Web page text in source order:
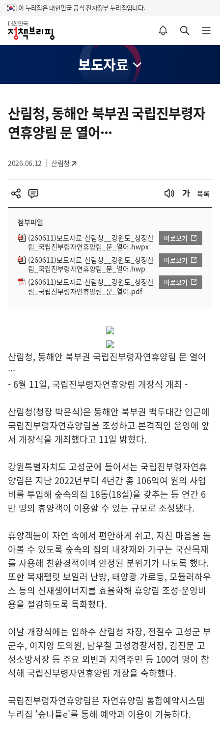
이 누리집은 대한민국 공식 전자정부 누리집입니다.
홈
알림설정 바로가기 검색 바로가기 메뉴 열기
보도자료
츠
영
산림청, 동해안 북부권 국립진부령자
연휴양림 문 열어···
2026.06.12 산림청
목록
첨부파일
(260611)보도자료-산림청__강원도_청정산
림_국립진부령자연휴양림_문_열어.hwpx
바로보기
(260611)보도자료-산림청__강원도_청정산
림_국립진부령자연휴양림_문_열어.hwp
바로보기
(260611)보도자료-산림청__강원도_청정산
림_국립진부령자연휴양림_문_열어.pdf
바로보기
산림청, 동해안 북부권 국립진부령자연휴양림 문 열어
···
- 6월 11일, 국립진부령자연휴양림 개장식 개최 -
산림청(청장 박은식)은 동해안 북부권 백두대간 인근에
국립진부령자연휴양림을 조성하고 본격적인 운영에 앞
서 개장식을 개최했다고 11일 밝혔다.
강원특별자치도 고성군에 들어서는 국립진부령자연휴
양림은 지난 2022년부터 4년간 총 106억여 원의 사업
비를 투입해 숲속의집 18동(18실)을 갖추는 등 연간 6
만 명의 휴양객이 이용할 수 있는 규모로 조성됐다.
휴양객들이 자연 속에서 편안하게 쉬고, 지친 마음을 돌
아볼 수 있도록 숲속의 집의 내장재와 가구는 국산목재
를 사용해 친환경적이며 안정된 분위기가 나도록 했다.
또한 목재펠릿 보일러 난방, 태양광 가로등, 모듈러하우
스 등의 신재생에너지를 효율화해 휴양림 조성·운영비
용을 절감하도록 특화했다.
이날 개장식에는 임하수 산림청 차장, 전철수 고성군 부
군수, 이지영 도의원, 남우철 고성경찰서장, 김진문 고
성소방서장 등 주요 외빈과 지역주민 등 100여 명이 참
석해 국립진부령자연휴양림 개장을 축하했다.
국립진부령자연휴양림은 자연휴양림 통합예약시스템
누리집 '숲나들e'를 통해 예약과 이용이 가능하다.